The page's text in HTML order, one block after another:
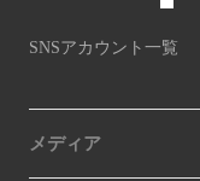
SNSアカウント一覧
メディア